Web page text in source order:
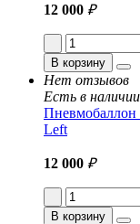
12 000 ₽
В корзину
Нет отзывов
Есть в наличии
Пневмобаллон
Left
12 000 ₽
В корзину